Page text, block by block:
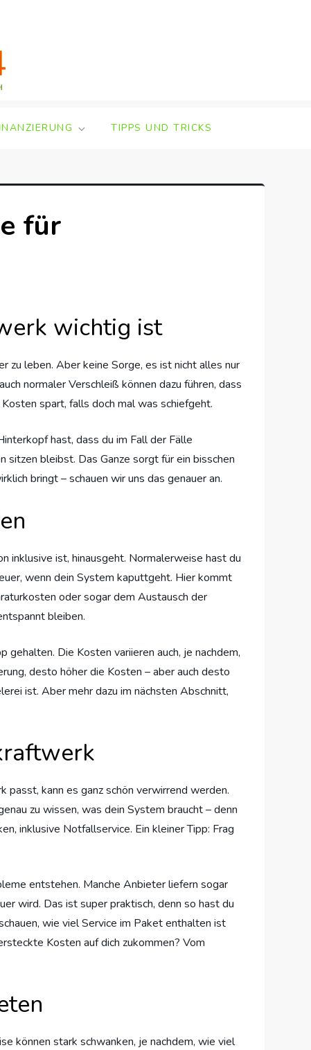
TIPPS UND TRICKS
für
wichtig ist
zu leben. Aber keine Sorge, es ist nicht alles nur
normaler Verschleiß können dazu führen, dass
spart, falls doch mal was schiefgeht.
hast, dass du im Fall der Fälle
bleibst. Das Ganze sorgt für ein bisschen
bringt – schauen wir uns das genauer an.
inklusive ist, hinausgeht. Normalerweise hast du
wenn dein System kaputtgeht. Hier kommt
oder sogar dem Austausch der
bleiben.
Die Kosten variieren auch, je nachdem,
desto höher die Kosten – aber auch desto
ist. Aber mehr dazu im nächsten Abschnitt,
kann es ganz schön verwirrend werden.
zu wissen, was dein System braucht – denn
inklusive Notfallservice. Ein kleiner Tipp: Frag
entstehen. Manche Anbieter liefern sogar
wird. Das ist super praktisch, denn so hast du
wie viel Service im Paket enthalten ist
Kosten auf dich zukommen? Vom
können stark schwanken, je nachdem, wie viel